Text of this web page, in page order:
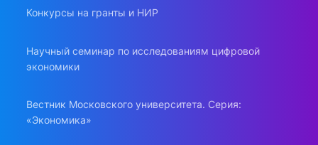
Конкурсы на гранты и НИР
Научный семинар по исследованиям цифровой
экономики
Вестник Московского университета. Серия:
«Экономика»